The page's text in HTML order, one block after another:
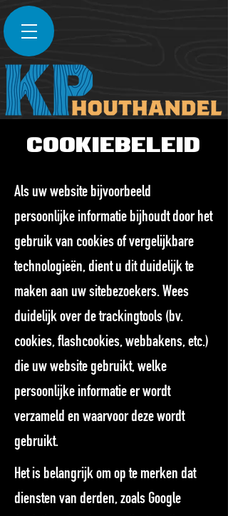
Cookiebeleid
Als uw website bijvoorbeeld
persoonlijke informatie bijhoudt door het
gebruik van cookies of vergelijkbare
technologieën, dient u dit duidelijk te
maken aan uw sitebezoekers. Wees
duidelijk over de trackingtools (bv.
cookies, flashcookies, webbakens, etc.)
die uw website gebruikt, welke
persoonlijke informatie er wordt
verzameld en waarvoor deze wordt
gebruikt.
Het is belangrijk om op te merken dat
diensten van derden, zoals Google